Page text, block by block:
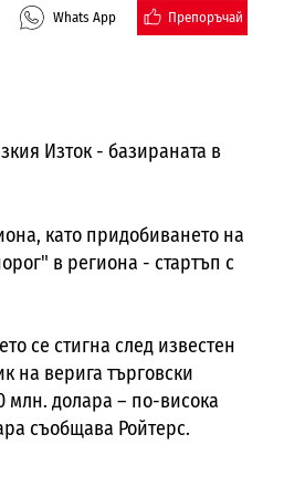
Whats App Препоръчай
Изток - базираната в
като придобиването на
в региона - стартъп с
се стигна след известен
на верига търговски
млн. долара – по-висока
съобщава Ройтерс.